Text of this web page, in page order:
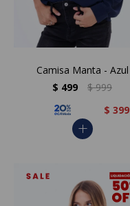
Camisa Manta - Azul
$ 499 $ 999
$ 399
add